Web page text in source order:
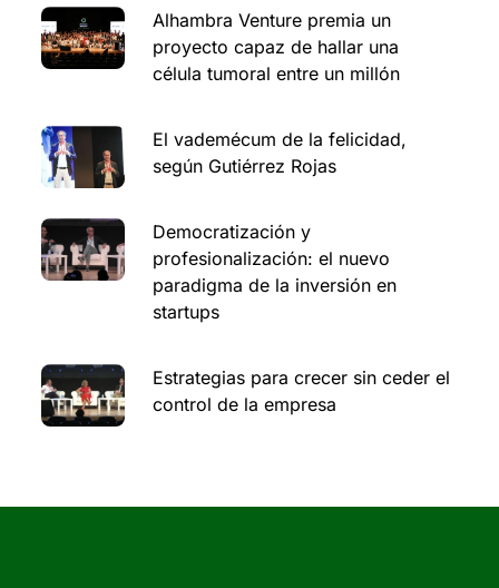
Alhambra Venture premia un
proyecto capaz de hallar una
célula tumoral entre un millón
El vademécum de la felicidad,
según Gutiérrez Rojas
Democratización y
profesionalización: el nuevo
paradigma de la inversión en
startups
Estrategias para crecer sin ceder el
control de la empresa